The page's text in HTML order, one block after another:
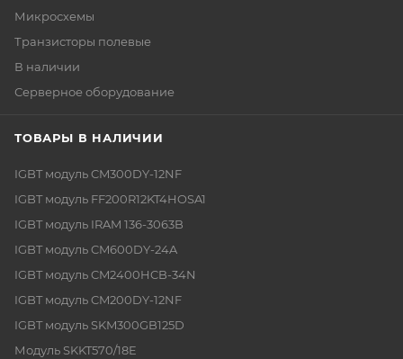
Микросхемы
Транзисторы полевые
В наличии
Серверное оборудование
ТОВАРЫ В НАЛИЧИИ
IGBT модуль CM300DY-12NF
IGBT модуль FF200R12KT4HOSA1
IGBT модуль IRAM 136-3063B
IGBT модуль CM600DY-24A
IGBT модуль CM2400HCB-34N
IGBT модуль CM200DY-12NF
IGBT модуль SKM300GB125D
Модуль SKKT570/18E